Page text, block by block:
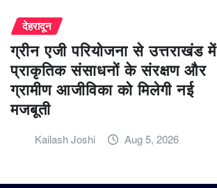
देहरादून
ग्रीन एजी परियोजना से उत्तराखंड में
प्राकृतिक संसाधनों के संरक्षण और
ग्रामीण आजीविका को मिलेगी नई
मजबूती
Kailash Joshi Aug 5, 2026